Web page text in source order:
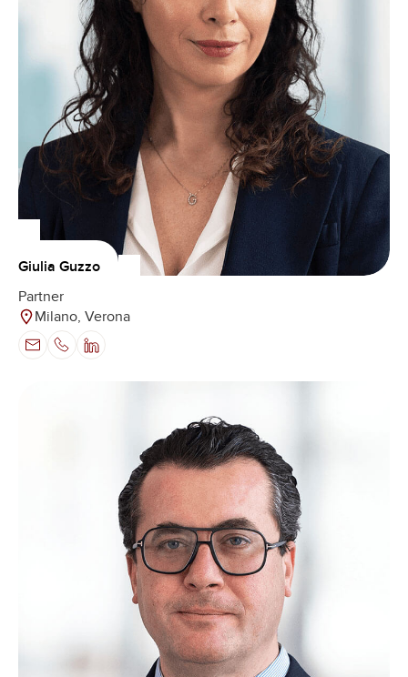
Giulia Guzzo
Partner
Milano, Verona